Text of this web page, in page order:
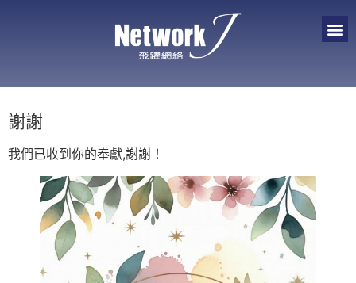
謝謝
我們已收到你的奉獻,謝謝！